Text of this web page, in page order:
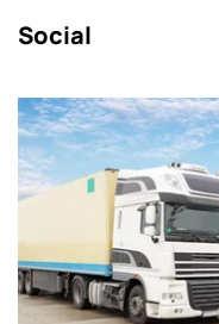
Social